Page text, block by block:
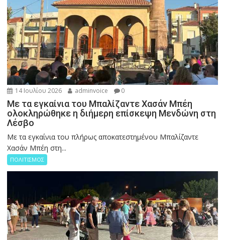
14 Ιουλίου 2026 adminvoice 0
Με τα εγκαίνια του Μπαλίζαντε Χασάν Μπέη
ολοκληρώθηκε η διήμερη επίσκεψη Μενδώνη στη
Λέσβο
Με τα εγκαίνια του πλήρως αποκατεστημένου Μπαλίζαντε
Χασάν Μπέη στη...
ΠΟΛΙΤΙΣΜΟΣ